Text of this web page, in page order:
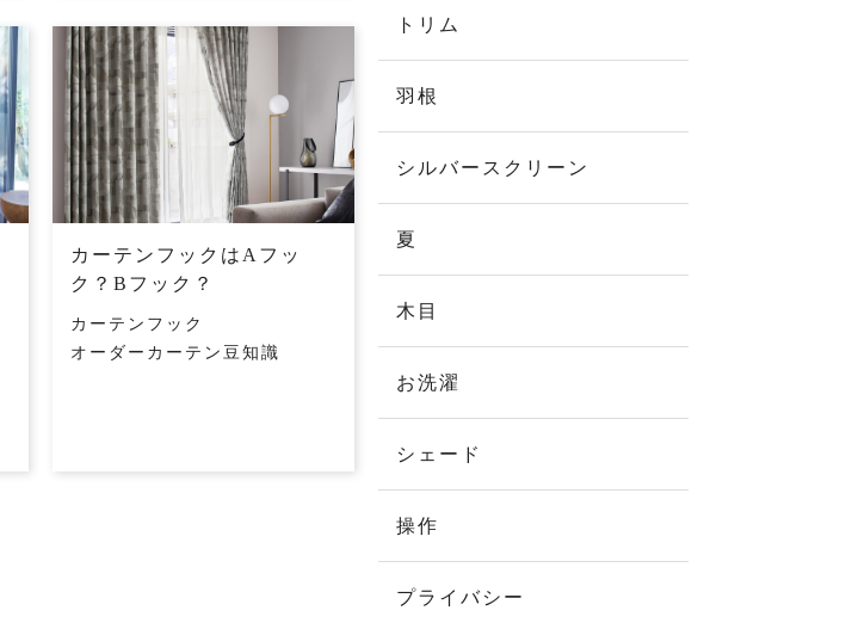
カーテンフックはAフッ
ク？Bフック？
カーテンフック
オーダーカーテン豆知識
トリム
羽根
シルバースクリーン
夏
木目
お洗濯
シェード
操作
プライバシー